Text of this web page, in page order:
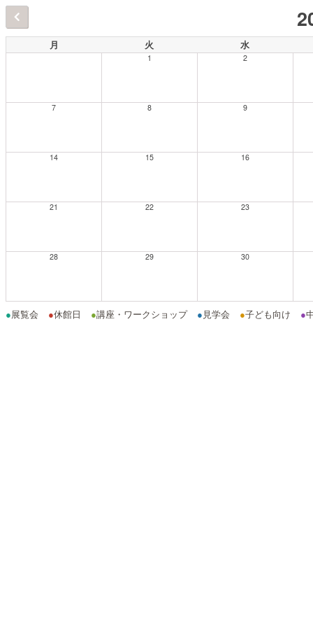
月 火 水
1 2
7 8 9
14 15 16
21 22 23
28 29 30
●展覧会 ●休館日 ●講座・ワークショップ ● 見学会 ●子ども向け ●